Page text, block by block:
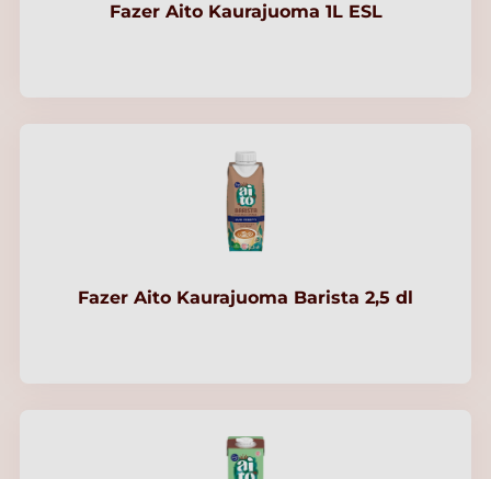
Fazer Aito Kaurajuoma 1L ESL
Fazer Aito Kaurajuoma Barista 2,5 dl